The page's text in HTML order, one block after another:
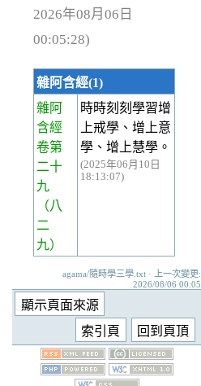
2026年08月06日
00:05:28)
雜阿含經(1)
雜阿
含經
卷第
二十
九
（八
二
九）
時時刻刻學習增
上戒學、增上意
學、增上慧學。
(2025年06月10日
18:13:07)
agama/隨時學三學.txt · 上一次變更:
2026/08/06 00:05